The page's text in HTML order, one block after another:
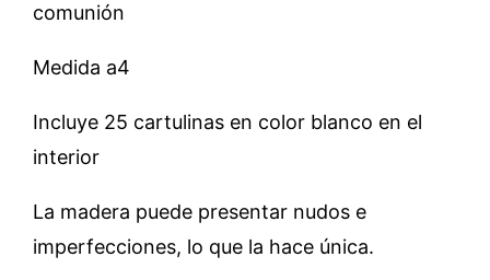
comunión
Medida a4
Incluye 25 cartulinas en color blanco en el
interior
La madera puede presentar nudos e
imperfecciones, lo que la hace única.